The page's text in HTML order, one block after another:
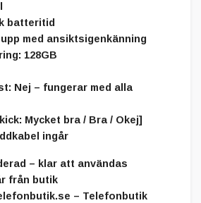
batteritid
med ansiktsigenkänning
128GB
Nej – fungerar med alla
Mycket bra / Bra / Okej]
ingår
– klar att användas
från butik
– Telefonbutik